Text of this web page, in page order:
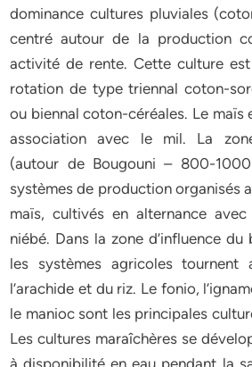
dominance cultures pluviales
centré autour de la production
activité de rente. Cette culture
rotation de type triennal coton-
ou biennal coton-céréales. Le maïs
association avec le mil. La
(autour de Bougouni – 800-
systèmes de production organisés
maïs, cultivés en alternance
niébé. Dans la zone d’influence du
les systèmes agricoles tournent
l’arachide et du riz. Le fonio,
le manioc sont les principales
Les cultures maraîchères se
à disponibilité en eau pendant la